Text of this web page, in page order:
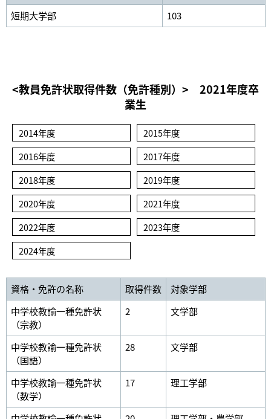
短期大学部
103
<教員免許状取得件数（免許種別）> 2021年度卒
業生
2014年度
2015年度
2016年度
2017年度
2018年度
2019年度
2020年度
2021年度
2022年度
2023年度
2024年度
資格・免許の名称 取得件数
対象学部
中学校教諭一種免許状
（宗教）
2 文学部
中学校教諭一種免許状
（国語）
28 文学部
中学校教諭一種免許状
（数学）
17 理工学部